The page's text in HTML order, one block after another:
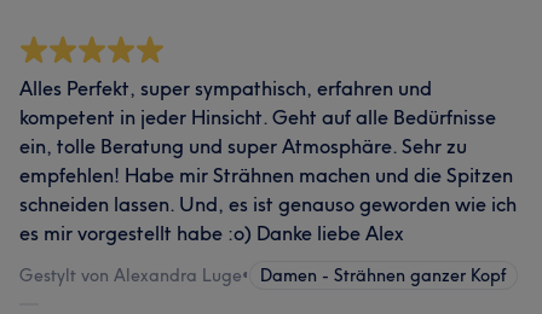
Alles Perfekt, super sympathisch, erfahren und
kompetent in jeder Hinsicht. Geht auf alle Bedürfnisse
ein, tolle Beratung und super Atmosphäre. Sehr zu
empfehlen! Habe mir Strähnen machen und die Spitzen
schneiden lassen. Und, es ist genauso geworden wie ich
es mir vorgestellt habe :o) Danke liebe Alex
Gestylt von Alexandra Luge• Damen - Strähnen ganzer Kopf